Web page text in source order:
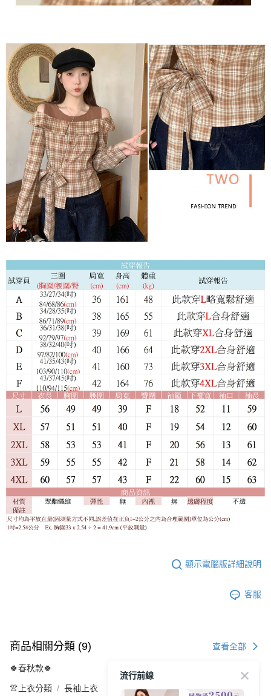
顯示電腦版詳細說明
客服
商品相關分類 (9) 查看全部
🍀春秋款🍀
👚上衣分類 長袖上衣
流行前線